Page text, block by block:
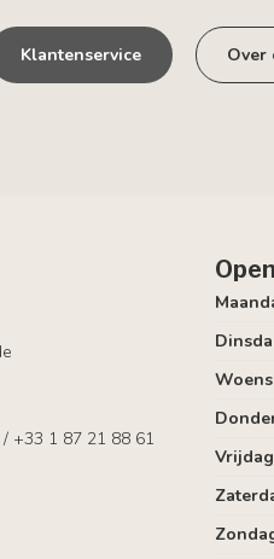
Klantenservice Over
+33 1 87 21 88 61